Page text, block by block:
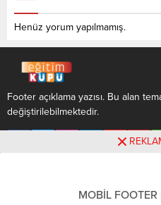
YÖKATLAS-YÖK Net
Sihirbaz...
Henüz yorum yapılmamış.
Footer açıklama yazısı. Bu alan
değiştirilebilmektedir.
MOBİL